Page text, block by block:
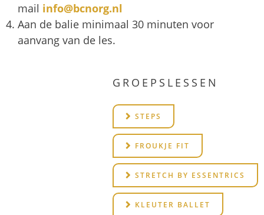
mail info@bcnorg.nl
Aan de balie minimaal 30 minuten voor
aanvang van de les.
GROEPSLESSEN
STEPS
FROUKJE FIT
STRETCH BY ESSENTRICS
KLEUTER BALLET